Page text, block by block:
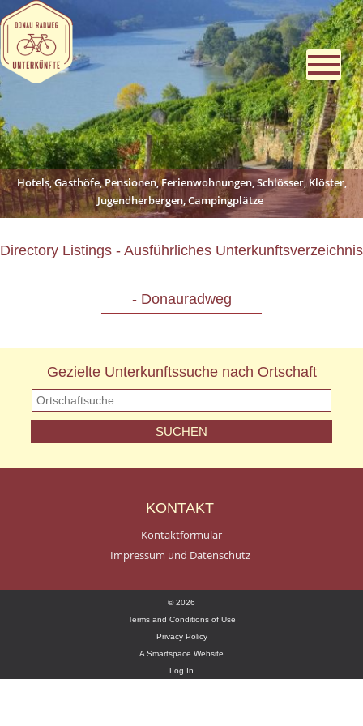
Hotels, Gasthöfe, Pensionen, Ferienwohnungen, Schlösser, Klöster,
Jugendherbergen, Campingplätze
Directory Listings - Ausführliches Unterkunftsverzeichnis
- Donauradweg
Gezielte Unterkunftssuche nach Ortschaft
KONTAKT
Kontaktformular
Impressum und Datenschutz
© 2026
Terms and Conditions of Use
Privacy Policy
A Smartspace Website
Log In